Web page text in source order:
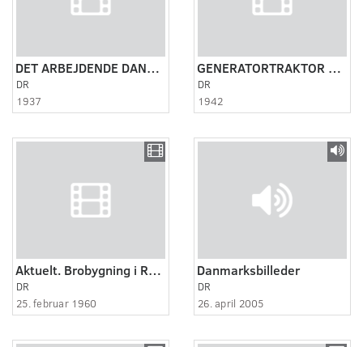
DET ARBEJDENDE DANMARK CA. 1937. LANG VERSION
DR
1937
GENERATORTRAKTOR CA. 1942
DR
1942
Aktuelt. Brobygning i Randers.
DR
25. februar 1960
Danmarksbilleder
DR
26. april 2005